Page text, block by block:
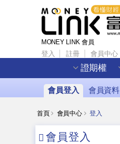
MONEY LINK 會員
登入 註冊 會員中心
證期權
會員登入 會員資料
首頁 會員中心 登入
會員登入